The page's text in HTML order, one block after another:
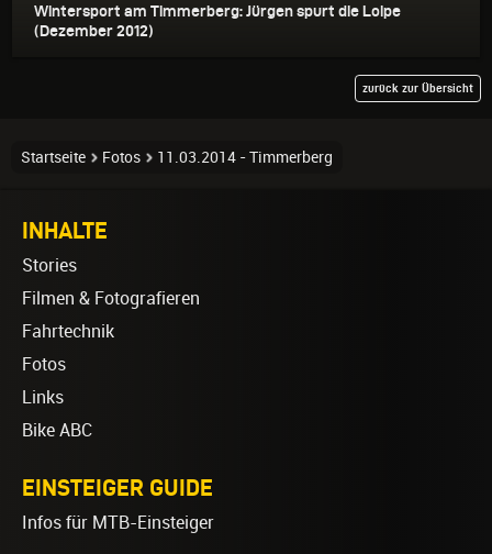
Wintersport am Timmerberg: Jürgen spurt die Loipe
(Dezember 2012)
zurück zur Übersicht
Startseite Fotos 11.03.2014 - Timmerberg
INHALTE
Stories
Filmen & Fotografieren
Fahrtechnik
Fotos
Links
Bike ABC
EINSTEIGER GUIDE
Infos für MTB-Einsteiger